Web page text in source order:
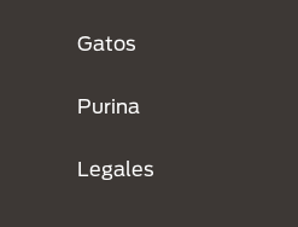
Gatos
Purina
Legales